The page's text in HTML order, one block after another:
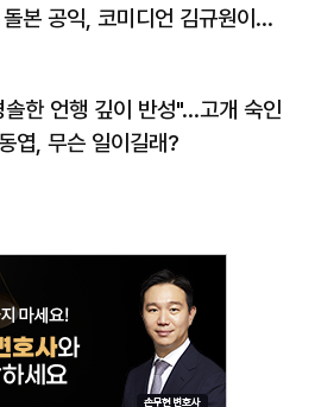
본 공익, 코미디언 김규원이었
솔한 언행 깊이 반성"…고개 숙인
엽, 무슨 일이길래?